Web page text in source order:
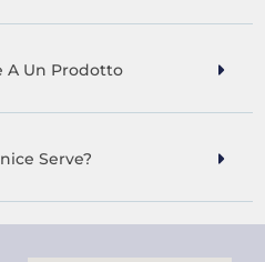
A Un Prodotto
Serve?